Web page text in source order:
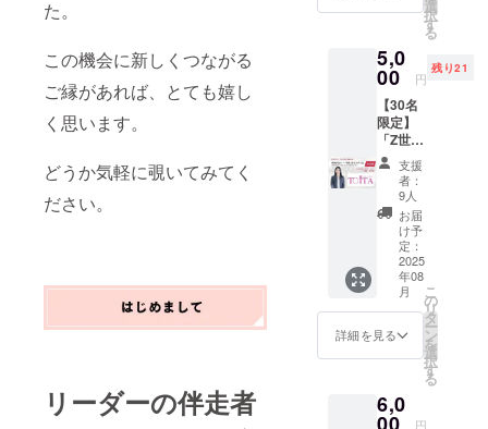
た。
この機会に新しくつながる
ご縁があれば、とても嬉し
く思います。
どうか気軽に覗いてみてく
ださい。
リーダーの伴走者
づくりに取
り組んでい
現在は、
①店長力を
育てる人材
育成プログ
②VMDや販
売力強化の
現場実行支
援
サルタント
に1冊お
ます。
まずは
自分の
ペース
で読ん
でみた
い方
に。 ■
リター
ン詳細
・内
容：直
筆サイ
ン入り
書籍を1
冊お届
けしま
発送予
定：8月
選
択
す
る
5,0
00 円
残り21
【30名
限定】
「Z世代
のリア
ルな声
に触れ
る！海
藤美也
子×現役
女子大
生 パネ
ルディ
スカッ
ション
付セミ
ナー参
海藤がZ
世代育
支援
者：
9人
お届
け予
定：
2025
年08
月
詳細を見る
こ
の
リ
タ
ー
ン
を
選
択
す
る
6,0
00 円